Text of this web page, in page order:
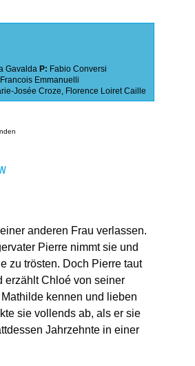
Gavalda P: Fabio Conversi
Francois Emmanuelli
Josée Croze, Florence Loiret Caille
anderen Frau verlassen.
Pierre nimmt sie und
zu trösten. Doch Pierre taut
erzählt Chloé von seiner
kennen und lieben
sie vollends ab, als er sie
Jahrzehnte in einer